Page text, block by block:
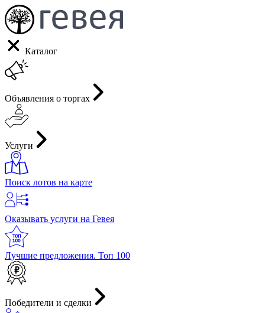
Каталог
Объявления о торгах
Услуги
Поиск лотов на карте
Оказывать услуги на Гевея
Лучшие предложения. Топ 100
Победители и сделки